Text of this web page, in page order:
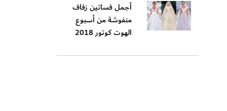
أجمل فساتين زفاف
منفوشة من أسبوع
الهوت كوتور 2018